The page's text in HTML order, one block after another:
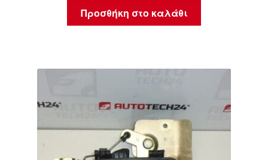
Προσθήκη στο καλάθι